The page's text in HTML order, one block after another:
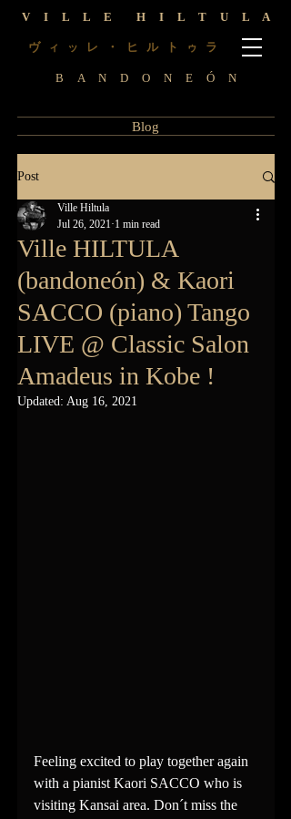
ヴ ィ ッ レ ・ ヒ ル ト ゥ ラ
V I L L E H I L T U L A
B A N D O N E Ó N
Blog
Post
Ville HILTULA
(bandoneón) & Kaori
SACCO (piano) Tango
LIVE @ Classic Salon
Amadeus in Kobe !
Ville Hiltula
Jul 26, 2021 1 min read
Updated: Aug 16, 2021
Feeling excited to play together again
with a pianist Kaori SACCO who is
visiting Kansai area. Don´t miss the